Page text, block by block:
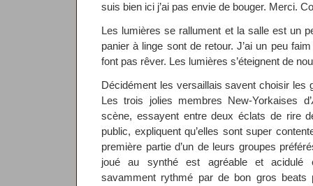
suis bien ici j’ai pas envie de bouger. Merci.
Les lumières se rallument et la salle est un
panier à linge sont de retour. J’ai un peu
font pas rêver. Les lumières s’éteignent de
Décidément les versaillais savent choisir les
Les trois jolies membres New-Yorkaises d’
scène, essayent entre deux éclats de rire
public, expliquent qu’elles sont super
première partie d’un de leurs groupes
joué au synthé est agréable et acidulé
savamment rythmé par de bon gros